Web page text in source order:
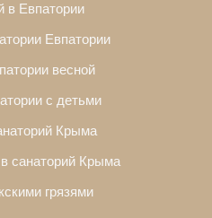
в Евпатории
Евпатории
весной
с детьми
Крыма
санаторий Крыма
грязями